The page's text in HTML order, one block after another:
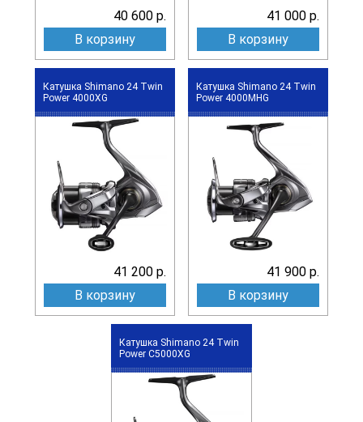
40 600 р.
В корзину
41 000 р.
В корзину
Катушка Shimano 24 Twin
Power 4000XG
41 200 р.
В корзину
Катушка Shimano 24 Twin
Power 4000MHG
41 900 р.
В корзину
Катушка Shimano 24 Twin
Power C5000XG